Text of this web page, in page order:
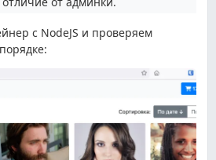
с NodeJS и проверяем